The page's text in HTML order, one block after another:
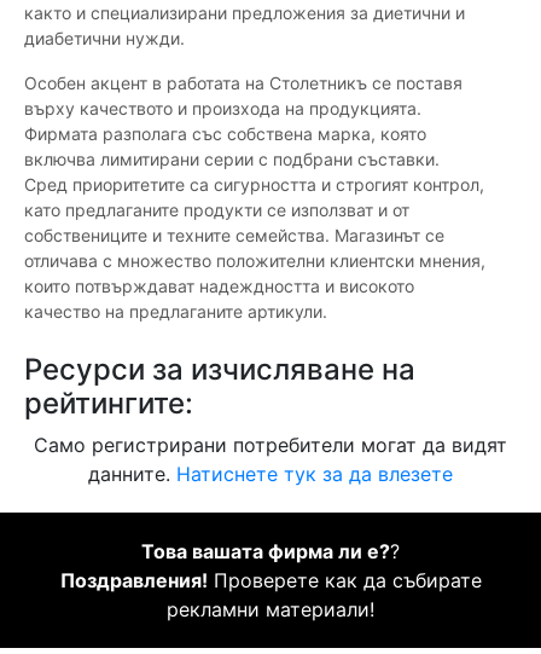
както и специализирани предложения за диетични и
диабетични нужди.
Особен акцент в работата на Столетникъ се поставя
върху качеството и произхода на продукцията.
Фирмата разполага със собствена марка, която
включва лимитирани серии с подбрани съставки.
Сред приоритетите са сигурността и строгият контрол,
като предлаганите продукти се използват и от
собствениците и техните семейства. Магазинът се
отличава с множество положителни клиентски мнения,
които потвърждават надеждността и високото
качество на предлаганите артикули.
Ресурси за изчисляване на
рейтингите:
Само регистрирани потребители могат да видят
данните. Натиснете тук за да влезете
Това вашата фирма ли е??
Поздравления! Проверете как да събирате
рекламни материали!